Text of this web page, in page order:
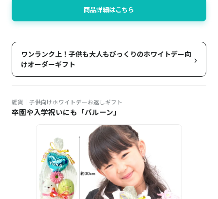
商品詳細はこちら
ワンランク上！子供も大人もびっくりのホワイトデー向
けオーダーギフト
›
雑貨｜子供向けホワイトデーお返しギフト
卒園や入学祝いにも「バルーン」